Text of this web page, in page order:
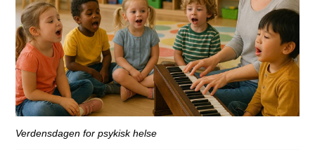
Verdensdagen for psykisk helse